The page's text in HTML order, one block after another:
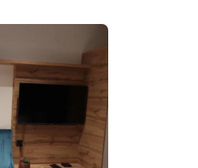
jednu od najlepših zemalja
i sveta. Uživaćete u prikazima
masiva poput Tare i Šar-
ali i u ravničarskim predelima
Vojvodine. Istraživanje
i kulturnog dobra Srbije
vam pravu narav srpskog